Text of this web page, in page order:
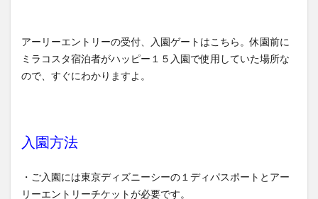
アーリーエントリーの受付、入園ゲートはこちら。休園前に
ミラコスタ宿泊者がハッピー１５入園で使用していた場所な
ので、すぐにわかりますよ。
入園方法
・ご入園には東京ディズニーシーの１ディパスポートとアー
リーエントリーチケットが必要です。